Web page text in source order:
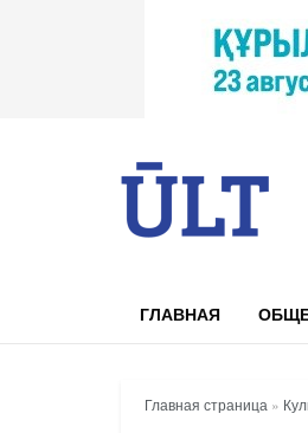
ГЛАВНАЯ
Главная страница »